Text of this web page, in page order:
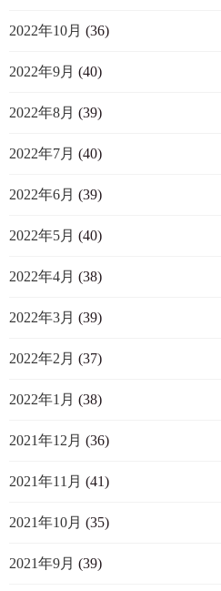
2022年10月 (36)
2022年9月 (40)
2022年8月 (39)
2022年7月 (40)
2022年6月 (39)
2022年5月 (40)
2022年4月 (38)
2022年3月 (39)
2022年2月 (37)
2022年1月 (38)
2021年12月 (36)
2021年11月 (41)
2021年10月 (35)
2021年9月 (39)